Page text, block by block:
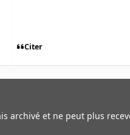
Citer
archivé et ne peut plus